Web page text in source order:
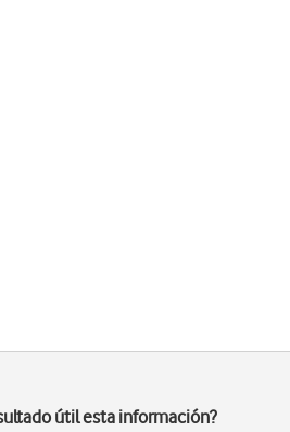
útil esta información?